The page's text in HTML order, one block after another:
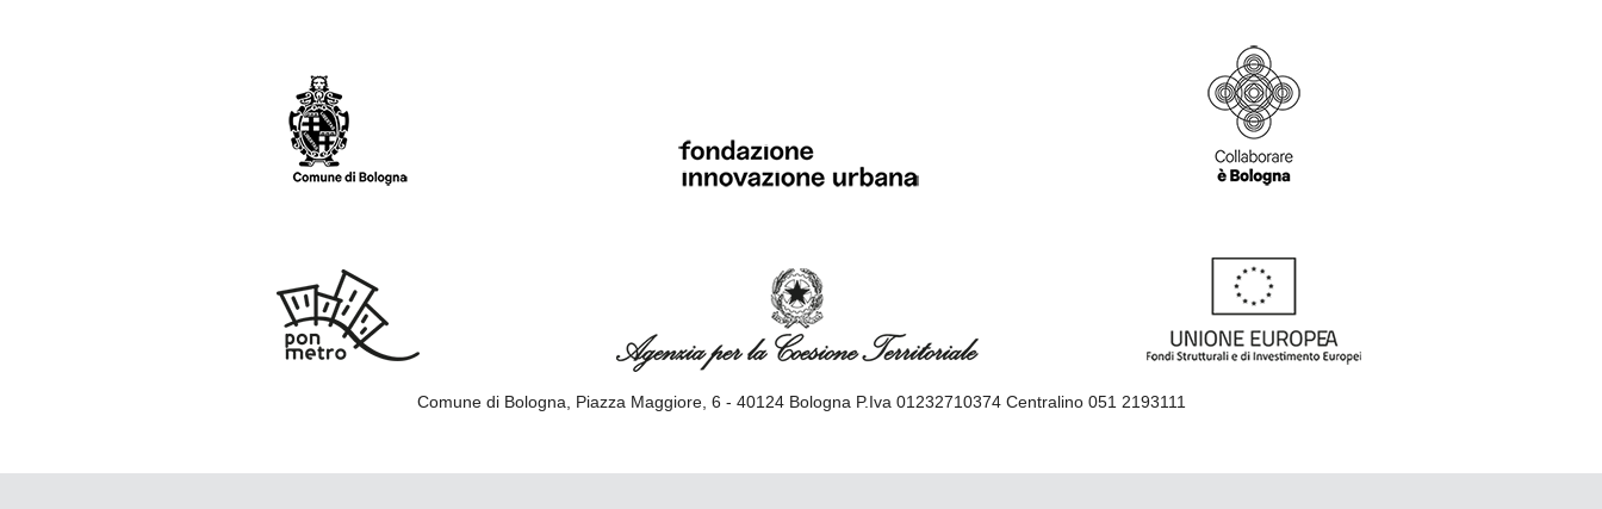
Comune di Bologna, Piazza Maggiore, 6 - 40124 Bologna P.Iva 01232710374 Centralino 051 2193111